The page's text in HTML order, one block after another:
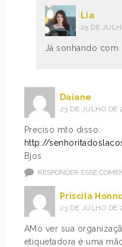
Lia
25 DE
Já sonhando com
Daiane
23 DE JULHO DE
Preciso mto disso.
http://
Bjos
RESPONDER ESSE
Priscila
23 DE JULHO DE
AMo ver sua
etiquetadora é uma